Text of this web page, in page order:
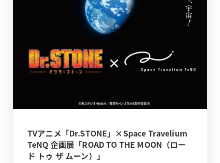
TVアニメ「Dr.STONE」×Space Travelium
TeNQ 企画展「ROAD TO THE MOON（ロー
ド トゥ ザ ムーン）」